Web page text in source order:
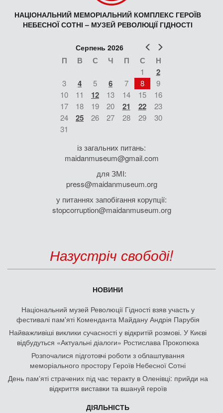
НАЦІОНАЛЬНИЙ МЕМОРІАЛЬНИЙ КОМПЛЕКС ГЕРОЇВ
НЕБЕСНОЇ СОТНІ – МУЗЕЙ РЕВОЛЮЦІЇ ГІДНОСТІ
Попер
Серпень 2026
П В С Ч П С Н
1 2
3 4 5 6 7 8
9
10
11 12 13 14 15
16
17
18 19 20 21 22
23
24
25 26 27 28 29
30
31
із загальних питань:
maidanmuseum@gmail.com
для ЗМІ:
press@maidanmuseum.org
у питаннях запобігання корупції:
stopcorruption@maidanmuseum.org
Назустріч свободі!
НОВИНИ
Національний музей Революції Гідності взяв участь у
фестивалі пам'яті Коменданта Майдану Андрія Парубія
Найважливіші виклики сучасності у відкритій розмові. У Києві
відбудуться «Актуальні діалоги» Ростислава Прокопюка
Розпочалися підготовчі роботи з облаштування
меморіального простору Героїв Небесної Сотні
День памʼяті страчених під час теракту в Оленівці: прийди на
відкриття виставки та вшануй героїв
ДІЯЛЬНІСТЬ